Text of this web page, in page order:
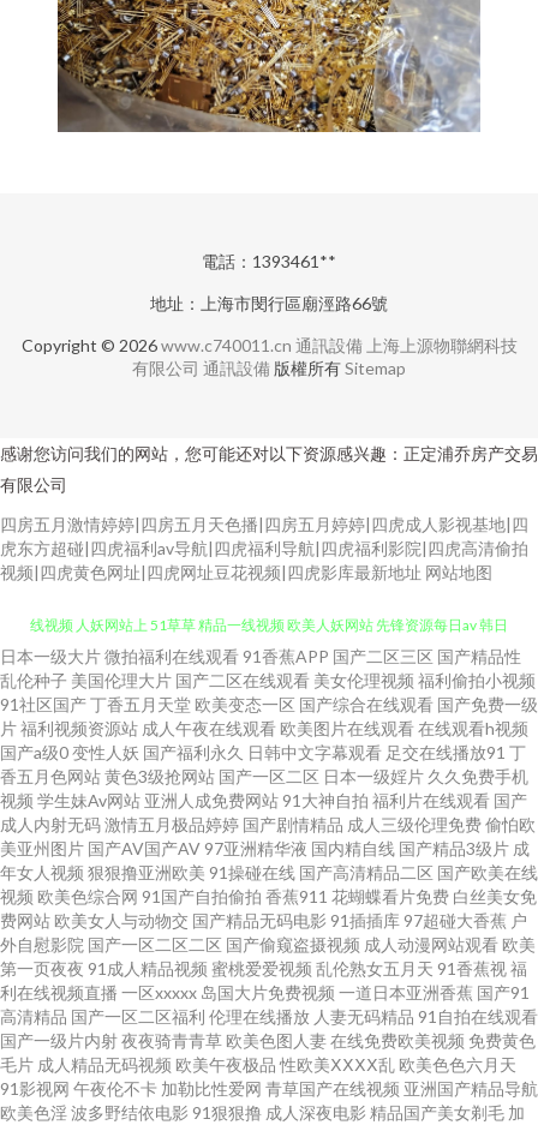
電話：1393461**
地址：上海市閔行區廟涇路66號
Copyright © 2026www.c740011.cn 通訊設備 上海上源物聯網科技
有限公司 通訊設備 版權所有Sitemap
感谢您访问我们的网站，您可能还对以下资源感兴趣：正定浦乔房产交易
有限公司
四房五月激情婷婷|四房五月天色播|四房五月婷婷|四虎成人影视基地|四
虎东方超碰|四虎福利av导航|四虎福利导航|四虎福利影院|四虎高清偷拍
视频|四虎黄色网址|四虎网址豆花视频|四虎影库最新地址 网站地图
福利社一区 91在线视频免费 91久在线观看 伊人肏屄网 久久五月亭 99青草在
线视频 人妖网站上 51草草 精品一线视频 欧美人妖网站 先锋资源每日av 韩日
无码片 91超碰在线最新 久草久草香蕉在线 国产精品射 大香蕉AV导航网 91大
神磁力 九一精品夜夜夜 波多野吉依电影 伊人玖玖视 91竹菊 丝袜颜射AV网 亚
洲超清有码 视频网站18污 国产视频在线91 超碰刺激人人 成人观看网页视频
91AV欧美 天天肏逼 AV美女网址 91黑丝高跟骚 日韩新片一区二区 97色伦影
院 自拍第四页 日本91 亚洲色图vu 日韩精品乱 日本操逼片 欧美性交片深喉 色
香焦av网 婷婷色网站 五月激激综合网 91网址导航 国产性爱第一页 欧美老女
日本一级大片微拍福利在线观看 91香蕉APP 国产二区三区 国产精品性
乱伦种子 美国伦理大片 国产二区在线观看 美女伦理视频 福利偷拍小视频
91社区国产丁香五月天堂 欧美变态一区 国产综合在线观看 国产免费一级
片福利视频资源站 成人午夜在线观看 欧美图片在线观看在线观看h视频
国产a级0变性人妖 国产福利永久 日韩中文字幕观看 足交在线播放91 丁
香五月色网站黄色3级抢网站 国产一区二区 日本一级婬片 久久免费手机
视频 学生妹Av网站 亚洲人成免费网站 91大神自拍 福利片在线观看 国产
成人内射无码激情五月极品婷婷 国产剧情精品 成人三级伦理免费偷怕欧
美亚州图片 国产AV国产AV 97亚洲精华液 国内精自线 国产精品3级片 成
年女人视频 狠狠撸亚洲欧美 91操碰在线 国产高清精品二区 国产欧美在线
视频 欧美色综合网 91国产自拍偷拍 香蕉911 花蝴蝶看片免费 白丝美女免
费网站 欧美女人与动物交 国产精品无码电影 91插插库 97超碰大香蕉 户
外自慰影院 国产一区二区二区 国产偷窥盗摄视频 成人动漫网站观看 欧美
第一页夜夜 91成人精品视频 蜜桃爱爱视频 乱伦熟女五月天 91香蕉视福
利在线视频直播 一区xxxxx 岛国大片免费视频 一道日本亚洲香蕉 国产91
高清精品 国产一区二区福利 伦理在线播放 人妻无码精品 91自拍在线观看
国产一级片内射夜夜骑青青草 欧美色图人妻在线免费欧美视频 免费黄色
毛片 成人精品无码视频 欧美午夜极品 性欧美ⅩⅩⅩⅩ乱 欧美色色六月天
91影视网 午夜伦不卡 加勒比性爱网 青草国产在线视频 亚洲国产精品导航
欧美色淫波多野结依电影 91狠狠撸 成人深夜电影 精品国产美女剃毛 加